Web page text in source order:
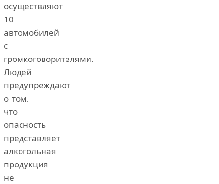
осуществляют
10
автомобилей
с
громкоговорителями.
Людей
предупреждают
о том,
что
опасность
представляет
алкогольная
продукция
не